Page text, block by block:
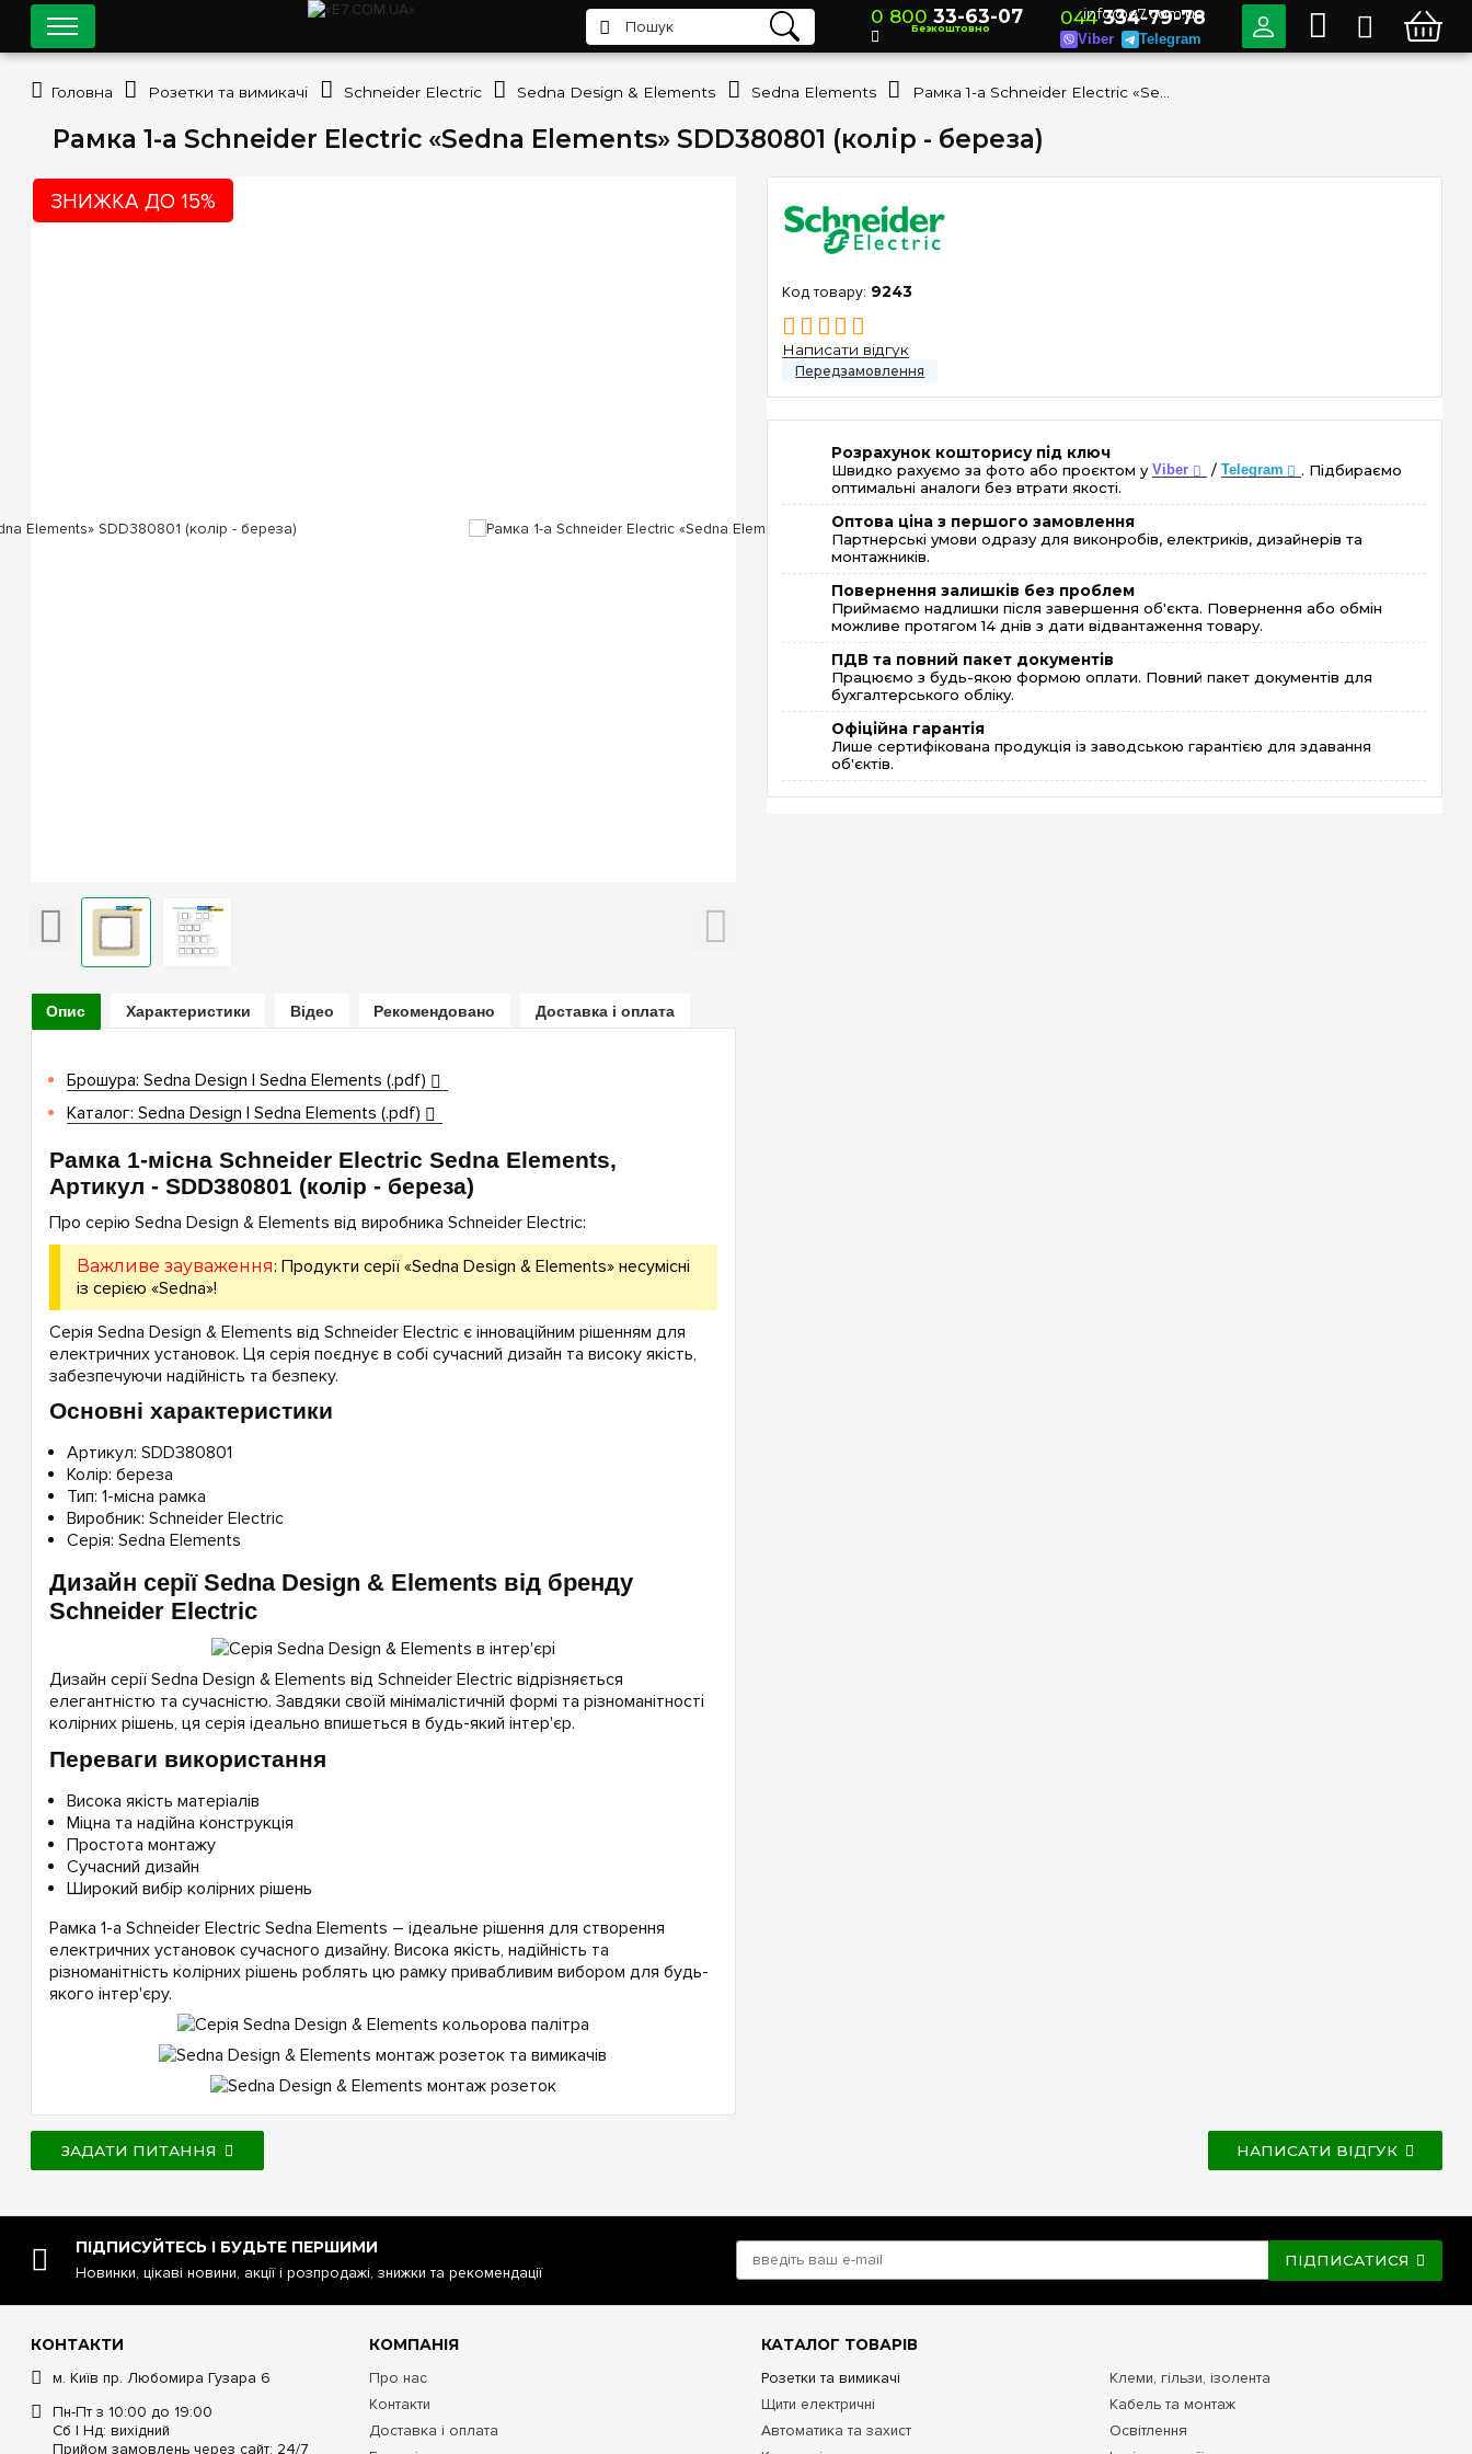
Рамка 1-а Schneider Electric «Sedna Elements» SDD380801 (колір - береза)
ЗНИЖКА ДО 15%
9243
Написати відгук
Розрахунок кошторису під ключ
Швидко рахуємо за фото або проєктом уViber / Telegram
. Підбираємо
оптимальні аналоги без втрати якості.
Оптова ціна з першого замовлення
Партнерські умови одразу для виконробів, електриків, дизайнерів та
монтажників.
Повернення залишків без проблем
Приймаємо надлишки після завершення об'єкта. Повернення або обмін
можливе протягом 14 днів з дати відвантаження товару.
ПДВ та повний пакет документів
Працюємо з будь-якою формою оплати. Повний пакет документів для
бухгалтерського обліку.
Офіційна гарантія
Лише сертифікована продукція із заводською гарантією для здавання
об'єктів.
Опис Характеристики Відео Рекомендовано Доставка і оплата
Брошура: Sedna Design | Sedna Elements (.pdf)
Каталог: Sedna Design | Sedna Elements (.pdf)
Рамка 1-місна Schneider Electric Sedna Elements,
Артикул - SDD380801 (колір - береза)
Про серію Sedna Design & Elements від виробника Schneider Electric:
Важливе зауваження: Продукти серії «Sedna Design & Elements» несумісні
із серією «Sedna»!
Серія Sedna Design & Elements від Schneider Electric є інноваційним рішенням для
електричних установок. Ця серія поєднує в собі сучасний дизайн та високу якість,
забезпечуючи надійність та безпеку.
Основні характеристики
Артикул: SDD380801
Колір: береза
Тип: 1-місна рамка
Виробник: Schneider Electric
Серія: Sedna Elements
Дизайн серії Sedna Design & Elements від бренду
Schneider Electric
Дизайн серії Sedna Design & Elements від Schneider Electric відрізняється
елегантністю та сучасністю. Завдяки своїй мінімалістичній формі та різноманітності
колірних рішень, ця серія ідеально впишеться в будь-який інтер'єр.
Переваги використання
Висока якість матеріалів
Міцна та надійна конструкція
Простота монтажу
Сучасний дизайн
Широкий вибір колірних рішень
Рамка 1-а Schneider Electric Sedna Elements – ідеальне рішення для створення
електричних установок сучасного дизайну. Висока якість, надійність та
різноманітність колірних рішень роблять цю рамку привабливим вибором для будь-
якого інтер'єру.
ЗАДАТИ ПИТАННЯ НАПИСАТИ ВІДГУК
0 800 33-63-07
Безкоштовно
info@e7.com.ua
044334-79-78
Viber Telegram
Головна Розетки та вимикачі Schneider Electric Sedna Design & Elements Sedna Elements
ПІДПИСУЙТЕСЬ І БУДЬТЕ ПЕРШИМИ
Новинки, цікаві новини, акції і розпродажі, знижки та рекомендації
ПІДПИСАТИСЯ
КОНТАКТИ
м. Київ пр. Любомира Гузара 6
Пн-Пт з 10:00 до 19:00
Сб | Нд: вихідний
Прийом замовлень через сайт: 24/7
КОМПАНІЯ
Про нас
Контакти
Доставка і оплата
КАТАЛОГ ТОВАРІВ
Розетки та вимикачі
Щити електричні
Автоматика та захист
Клеми, гільзи, ізолента
Кабель та монтаж
Освітлення